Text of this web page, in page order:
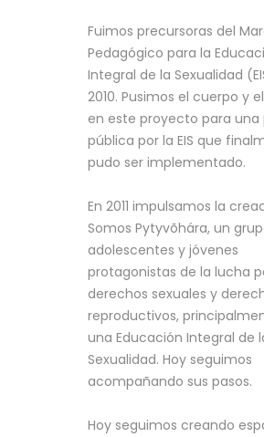
Fuimos precursoras del
Pedagógico para la
Integral de la Sexualidad
2010. Pusimos el cuerpo y
en este proyecto para una
pública por la EIS que
pudo ser implementado.
En 2011 impulsamos la
Somos Pytyvõhára, un
adolescentes y jóvenes
protagonistas de la lucha
derechos sexuales y
reproductivos,
una Educación Integral de
Sexualidad. Hoy seguimos
acompañando sus pasos.
Hoy seguimos creando